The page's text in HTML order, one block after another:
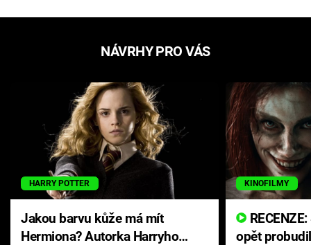
NÁVRHY PRO VÁS
HARRY POTTER
Jakou barvu kůže má mít
Hermiona? Autorka Harryho
KINOFILMY
opět